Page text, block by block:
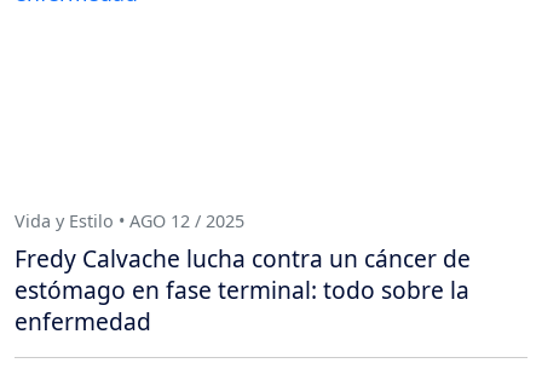
Vida y Estilo • AGO 12 / 2025
Fredy Calvache lucha contra un cáncer de
estómago en fase terminal: todo sobre la
enfermedad